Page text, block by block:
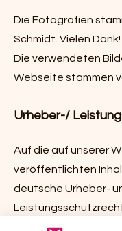
Die Fotografien
Schmidt. Vielen Dank!
Die verwendeten
Webseite stammen
Urheber-/
Auf die auf unserer
veröffentlichten
deutsche Urheber-
Sofern die